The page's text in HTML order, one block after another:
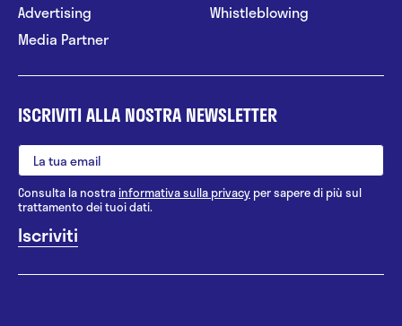
Advertising
Media Partner
Whistleblowing
ISCRIVITI ALLA NOSTRA NEWSLETTER
Consulta la nostrainformativa sulla privacy per sapere di più sul
trattamento dei tuoi dati.